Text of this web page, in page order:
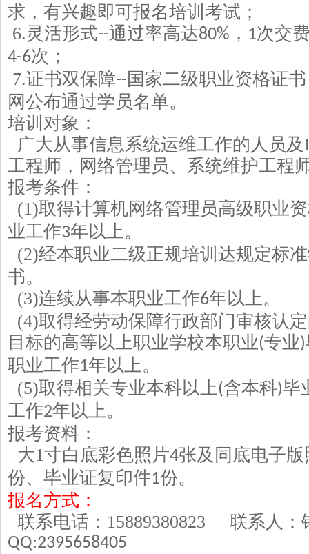
求，有兴趣即可报名培训考试；
6.灵活形式--通过率高达80% ， 1次交
4-6次；
7.证书双保障-- 国家二级职业资格证
网公布通过学员名单。
培训对象：
广大从事信息系统运维工作的人员及
工程师，网络管理员、系统维护工程
报考条件：
(1)取得计算机网络管理员高级职业
业工作3年以上。
(2)经本职业二级正规培训达规定标
书。
(3)连续从事本职业工作6年以上。
(4)取得经劳动保障行政部门审核认
目标的高等以上职业学校本职业(专业)
职业工作1年以上。
(5)取得相关专业本科以上(含本科)毕
工作2年以上。
报考资料：
大1寸白底彩色照片4张及同底电子版
份、毕业证复印件1份。
报名方式：
联系电话： 15889380823 联系人
QQ:2395658405